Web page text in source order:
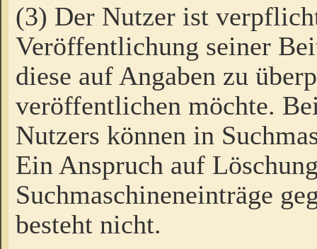
(3) Der Nutzer ist
Veröffentlichung seiner
diese auf Angaben zu
veröffentlichen möchte.
Nutzers können in
Ein Anspruch auf
Suchmaschineneinträge
besteht nicht.